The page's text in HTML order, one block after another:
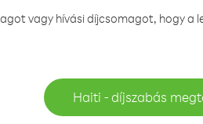
vagy hívási díjcsomagot, hogy a
Haiti - díjszabás